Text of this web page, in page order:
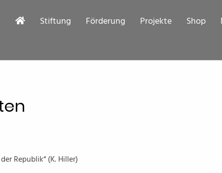
Stiftung Förderung Projekte Shop
Republik“ (K. Hiller)